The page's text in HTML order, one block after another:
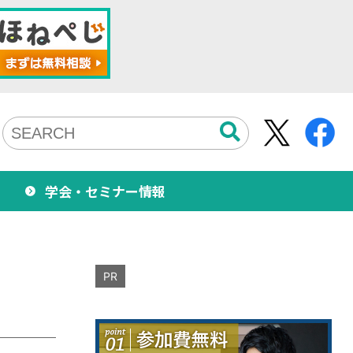
学会・セミナー情報
PR